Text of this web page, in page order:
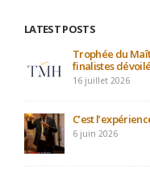
LIRE LA SUITE
CATÉGORIES